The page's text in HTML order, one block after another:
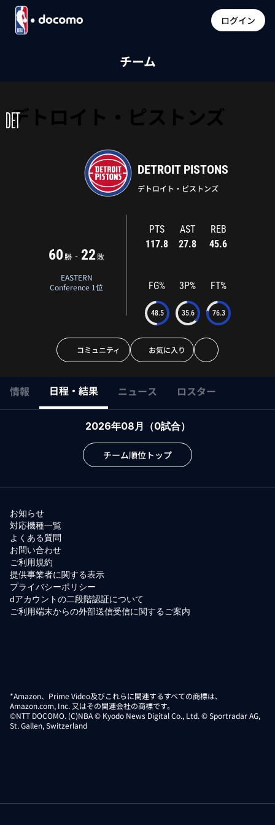
ログイン
チーム
デトロイト・ピストンズ
DET
DETROIT PISTONS
デトロイト・ピストンズ
60 勝 - 22敗
EASTERN
Conference 1位
PTS
117.8
AST
27.8
REB
45.6
FG%
48.5
3P%
35.6
FT%
76.3
コミュニティ お気に入り
情報 日程・結果 ニュース ロスター
2026年08月 （0試合）
チーム順位トップ
お知らせ
対応機種一覧
よくある質問
お問い合わせ
ご利用規約
提供事業者に関する表示
プライバシーポリシー
dアカウントの二段階認証について
ご利用端末からの外部送信受信に関するご案内
*Amazon、Prime Video及びこれらに関連するすべての商標は、
Amazon.com, Inc. 又はその関連会社の商標です。
©NTT DOCOMO. (C)NBA © Kyodo News Digital Co., Ltd. © Sportradar AG,
St. Gallen, Switzerland